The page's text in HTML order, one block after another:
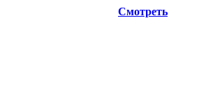
Смотреть